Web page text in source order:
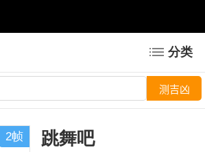
分类
2帧 跳舞吧